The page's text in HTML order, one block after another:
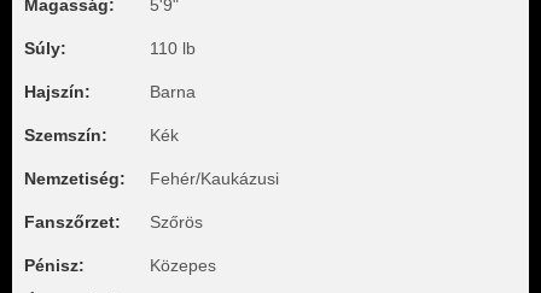
Magasság: 5'9"
Súly: 110 lb
Hajszín: Barna
Szemszín: Kék
Nemzetiség: Fehér/Kaukázusi
Fanszőrzet: Szőrös
Pénisz: Közepes